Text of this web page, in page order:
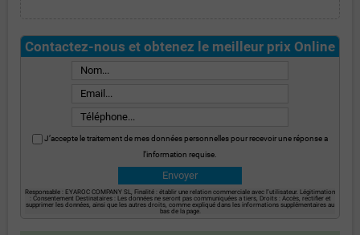
Contactez-nous et obtenez le meilleur prix Online
J’accepte le traitement de mes données personnelles pour recevoir une réponse a
l’information requise.
Responsable : EYAROC COMPANY SL, Finalité : établir une relation commerciale avec l’utilisateur. Légitimation
: Consentement Destinataires : Les données ne seront pas communiquées a tiers, Droits : Accès, rectifier et
supprimer les données, ainsi que les autres droits, comme expliqué dans les informations supplémentaires au
bas de la page.